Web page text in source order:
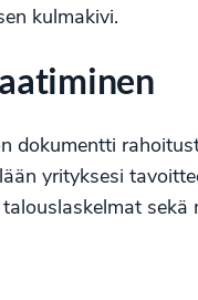
kulmakivi.
dokumentti
yrityksesi
sekä